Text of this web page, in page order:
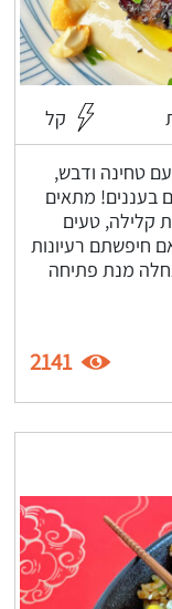
קל
עם טחינה ודבש,
בעננים! מתאים
קלילה, טעים
חיפשתם רעיונות
מנת פתיחה
2141